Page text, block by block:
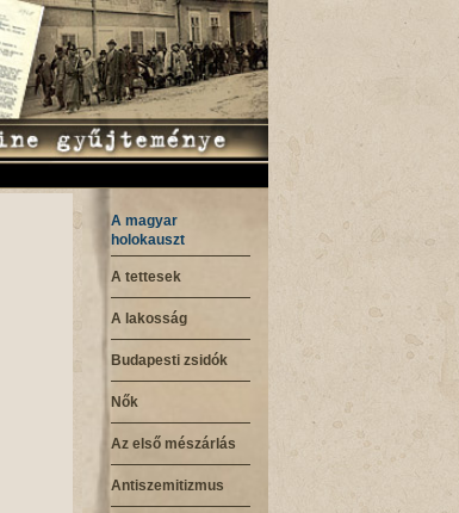
A magyar
holokauszt
A tettesek
A lakosság
Budapesti zsidók
Nők
Az első mészárlás
Antiszemitizmus